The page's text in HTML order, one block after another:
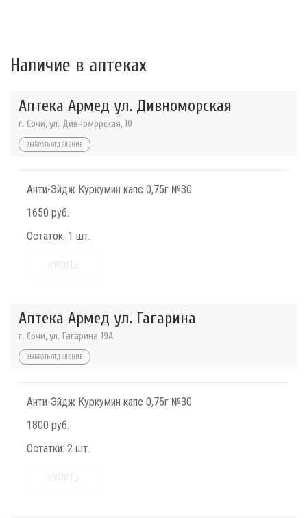
Наличие в аптеках
Аптека Армед ул. Дивноморская
г. Сочи, ул. Дивноморская, 10
ВЫБРАТЬ ОТДЕЛЕНИЕ
Анти-Эйдж Куркумин капс 0,75г №30
1650 руб.
Остаток: 1 шт.
Аптека Армед ул. Гагарина
г. Сочи, ул. Гагарина 19А
ВЫБРАТЬ ОТДЕЛЕНИЕ
Анти-Эйдж Куркумин капс 0,75г №30
1800 руб.
Остатки: 2 шт.